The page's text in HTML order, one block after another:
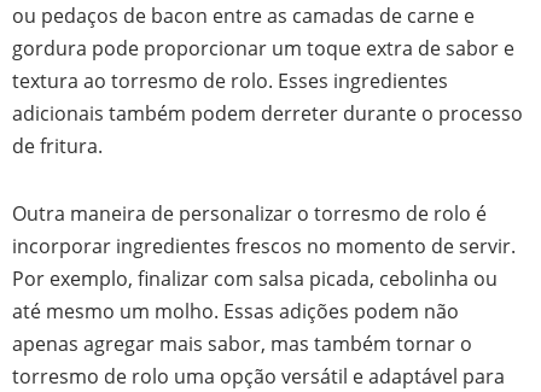
ou pedaços de bacon entre as camadas de carne e
gordura pode proporcionar um toque extra de sabor e
textura ao torresmo de rolo. Esses ingredientes
adicionais também podem derreter durante o processo
de fritura.
Outra maneira de personalizar o torresmo de rolo é
incorporar ingredientes frescos no momento de servir.
Por exemplo, finalizar com salsa picada, cebolinha ou
até mesmo um molho. Essas adições podem não
apenas agregar mais sabor, mas também tornar o
torresmo de rolo uma opção versátil e adaptável para